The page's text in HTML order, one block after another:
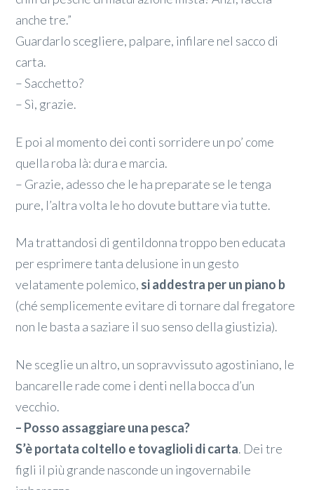
anche tre.”
Guardarlo scegliere, palpare, infilare nel sacco di
carta.
– Sacchetto?
– Sì, grazie.
E poi al momento dei conti sorridere un po’ come
quella roba là: dura e marcia.
– Grazie, adesso che le ha preparate se le tenga
pure, l’altra volta le ho dovute buttare via tutte.
Ma trattandosi di gentildonna troppo ben educata
per esprimere tanta delusione in un gesto
velatamente polemico, si addestra per un piano b
(ché semplicemente evitare di tornare dal fregatore
non le basta a saziare il suo senso della giustizia).
Ne sceglie un altro, un sopravvissuto agostiniano, le
bancarelle rade come i denti nella bocca d’un
vecchio.
– Posso assaggiare una pesca?
S’è portata coltello e tovaglioli di carta. Dei tre
figli il più grande nasconde un ingovernabile